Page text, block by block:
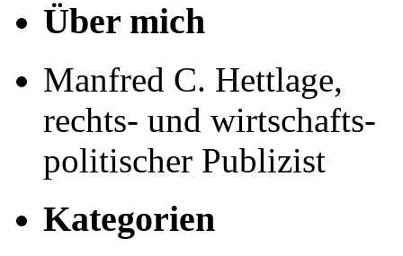
Über mich
Manfred C. Hettlage,
rechts- und wirtschafts-
politischer Publizist
Kategorien